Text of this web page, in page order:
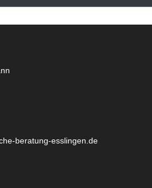
beratung-esslingen.de